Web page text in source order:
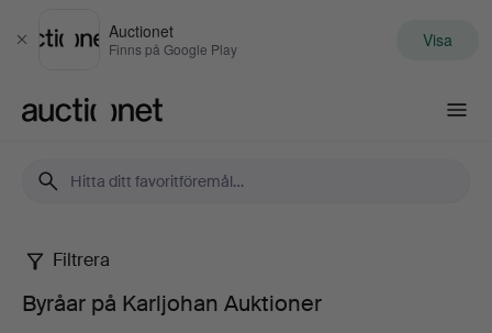
Stäng
Auctionet
Finns på Google Play Visa
Byråar
Filtrera
Byråar på Karljohan Auktioner